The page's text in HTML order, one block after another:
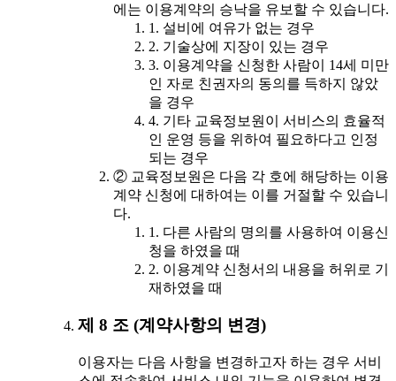
에는 이용계약의 승낙을 유보할 수 있습니다.
1. 설비에 여유가 없는 경우
2. 기술상에 지장이 있는 경우
3. 이용계약을 신청한 사람이 14세 미만
인 자로 친권자의 동의를 득하지 않았
을 경우
4. 기타 교육정보원이 서비스의 효율적
인 운영 등을 위하여 필요하다고 인정
되는 경우
② 교육정보원은 다음 각 호에 해당하는 이용
계약 신청에 대하여는 이를 거절할 수 있습니
다.
1. 다른 사람의 명의를 사용하여 이용신
청을 하였을 때
2. 이용계약 신청서의 내용을 허위로 기
재하였을 때
제 8 조 (계약사항의 변경)
이용자는 다음 사항을 변경하고자 하는 경우 서비